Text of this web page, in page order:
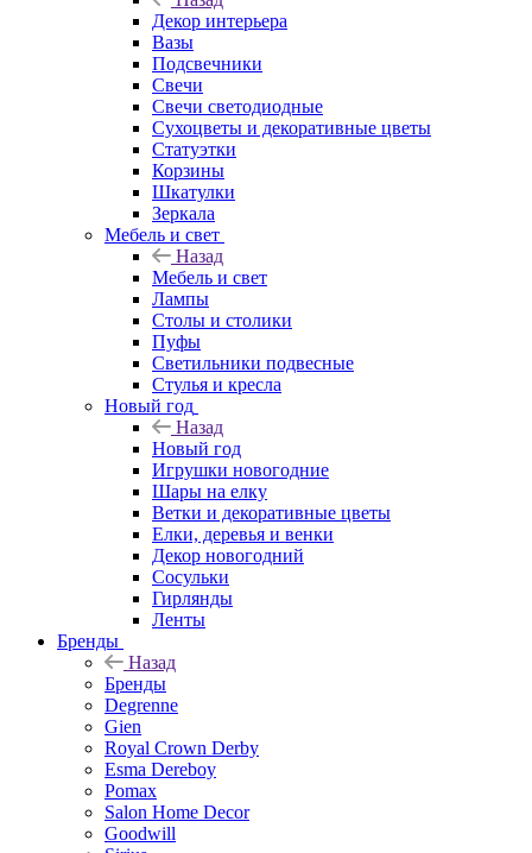
Декор интерьера
Вазы
Подсвечники
Свечи
Свечи светодиодные
Сухоцветы и декоративные цветы
Статуэтки
Корзины
Шкатулки
Зеркала
Мебель и свет
Назад
Мебель и свет
Лампы
Столы и столики
Пуфы
Светильники подвесные
Стулья и кресла
Новый год
Назад
Новый год
Игрушки новогодние
Шары на елку
Ветки и декоративные цветы
Елки, деревья и венки
Декор новогодний
Сосульки
Гирлянды
Ленты
Бренды
Назад
Бренды
Degrenne
Gien
Royal Crown Derby
Esma Dereboy
Pomax
Salon Home Decor
Goodwill